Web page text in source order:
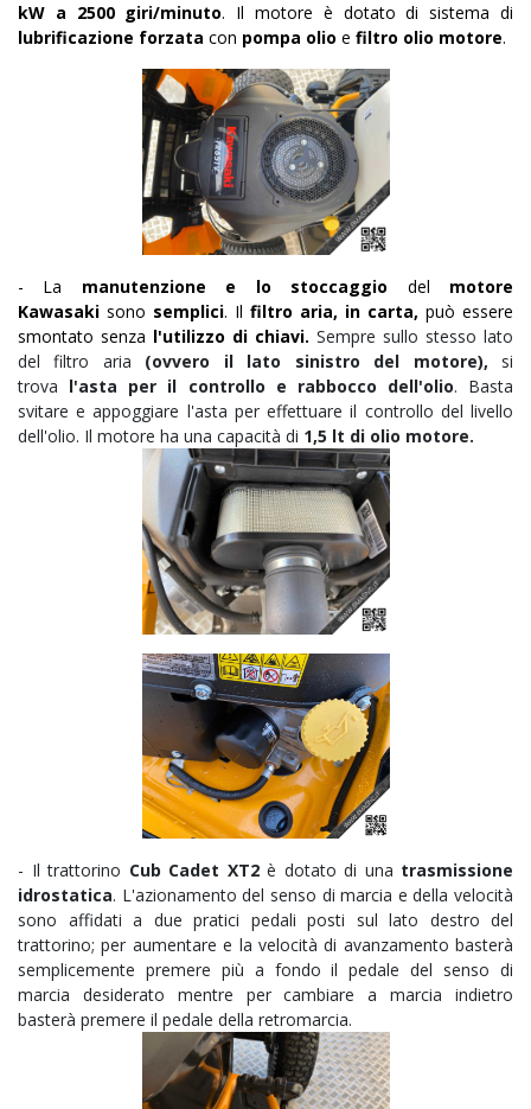
kW a 2500 giri/minuto. Il motore è dotato disistema di
lubrificazione forzata con pompa olio e filtro olio motore.
- La manutenzione e lo stoccaggio del motore
Kawasaki sono semplici. Il filtro aria, in carta, può essere
smontato senza l'utilizzo di chiavi. Sempre sullo stesso lato
del filtro aria (ovvero il lato sinistro del motore), si
trova l'asta per il controllo e rabbocco dell'olio. Basta
svitare e appoggiare l'asta per effettuare il controllo del livello
dell'olio. Il motore ha una capacità di 1,5 lt di olio motore.
- Il trattorino Cub Cadet XT2è dotato di una trasmissione
idrostatica. L'azionamento del senso di marcia e della velocità
sono affidati a due pratici pedali posti sul lato destro del
trattorino; per aumentare e la velocità di avanzamento basterà
semplicemente premere più a fondo il pedale del senso di
marcia desiderato mentre per cambiare a marcia indietro
basterà premere il pedale della retromarcia.